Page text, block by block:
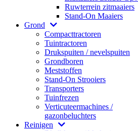
Ruwterrein zitmaaiers
Stand-On Maaiers
Grond
Compacttractoren
Tuintractoren
Drukspuiten / nevelspuiten
Grondboren
Meststoffen
Stand-On Strooiers
Transporters
Tuinfrezen
Verticuteermachines /
gazonbeluchters
Reinigen